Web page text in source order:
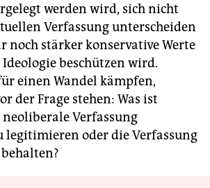
werden wird, sich nicht
Verfassung unterscheiden
noch stärker konservative Werte
beschützen wird.
einen Wandel kämpfen,
der Frage stehen: Was ist
Verfassung
legitimieren oder die Verfassung